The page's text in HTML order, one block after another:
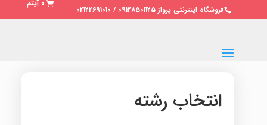
فروشگاه اینترنتی پرواز 09128501125 / 02122691010
0 آیتم
انتخاب رشته